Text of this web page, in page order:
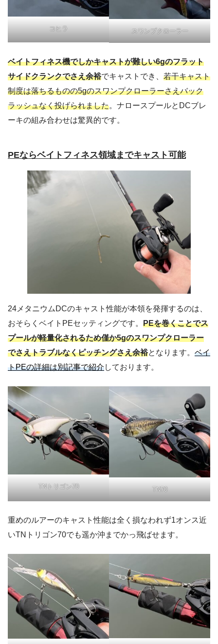
コヒラ スワンプクローラー
ベイトフィネス機でしかキャストが難しい6gのフラット
サイドクランクでさえ余裕でキャストでき、 若干キャスト
制度は落ちるものの5gのスワンプクローラーさえバック
ラッシュなく投げられました。ナロースプールとDCブレ
ーキの組み合わせは驚異的です。
PEならベイトフィネス領域までキャスト可能
24メタニウムDCのキャスト性能が本領を発揮するのは、
おそらくベイトPEセッティングです。 PEを巻くことでス
プールが軽量化されるため僅か5gのスワンプクローラー
でさえトラブルなくピッチングさえ余裕となります。 ベイ
トPEの詳細は別記事で紹介しております。
TNトリゴン70 TN70
重めのルアーのキャスト性能は全く損なわれず1オンス近
いTNトリゴン70でも遥か沖までかっ飛ばせます。